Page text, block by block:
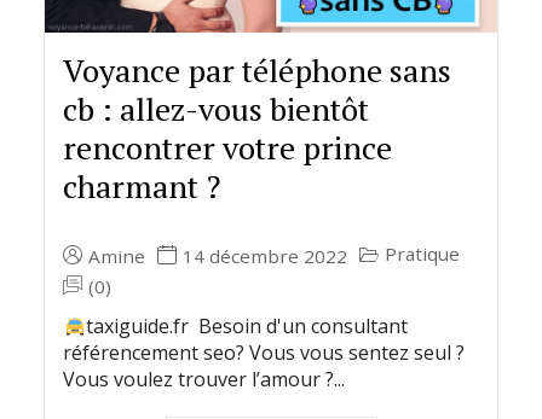
Voyance par téléphone sans
cb : allez-vous bientôt
rencontrer votre prince
charmant ?
Amine 14 décembre 2022
Pratique
(0)
taxiguide.fr Besoin d'un consultant
référencement seo? Vous vous sentez seul ?
Vous voulez trouver l’amour ?...